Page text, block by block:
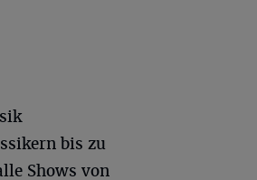
bis zu
Shows von